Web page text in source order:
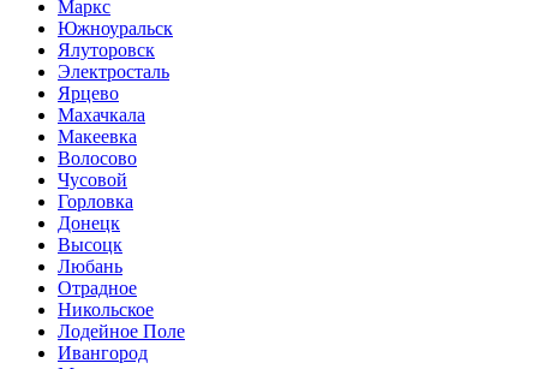
Маркс
Южноуральск
Ялуторовск
Электросталь
Ярцево
Махачкала
Макеевка
Волосово
Чусовой
Горловка
Донецк
Высоцк
Любань
Отрадное
Никольское
Лодейное Поле
Ивангород